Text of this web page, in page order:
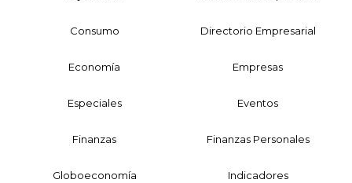
Consumo Directorio Empresarial
Economía Empresas
Especiales Eventos
Finanzas Finanzas Personales
Globoeconomía Indicadores